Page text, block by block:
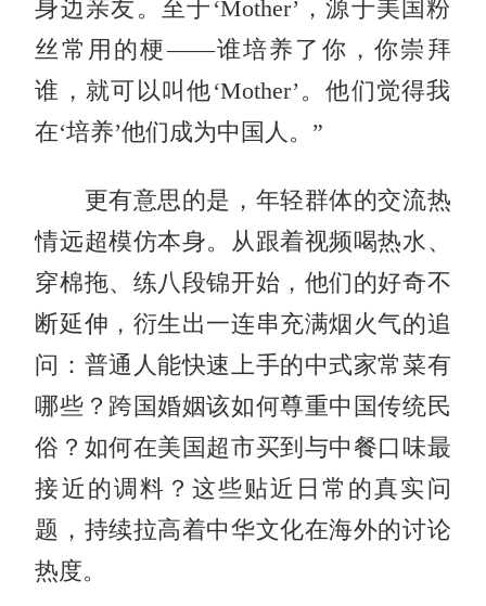
身边亲友。至于‘Mother’，源于美国粉
丝常用的梗——谁培养了你，你崇拜
谁，就可以叫他‘Mother’。他们觉得我
在‘培养’他们成为中国人。”
更有意思的是，年轻群体的交流热
情远超模仿本身。从跟着视频喝热水、
穿棉拖、练八段锦开始，他们的好奇不
断延伸，衍生出一连串充满烟火气的追
问：普通人能快速上手的中式家常菜有
哪些？跨国婚姻该如何尊重中国传统民
俗？如何在美国超市买到与中餐口味最
接近的调料？这些贴近日常的真实问
题，持续拉高着中华文化在海外的讨论
热度。